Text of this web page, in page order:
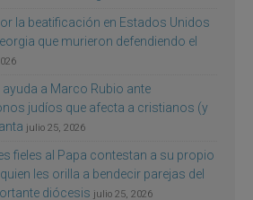
la beatificación en Estados Unidos
que murieron defendiendo el
a Marco Rubio ante
judíos que afecta a cristianos (y
julio 25, 2026
fieles al Papa contestan a su propio
les orilla a bendecir parejas del
diócesis julio 25, 2026